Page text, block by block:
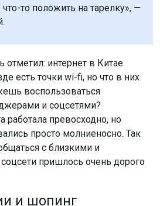
то положить на тарелку», —
отметил: интернет в Китае
есть точки wi-fi, но что в них
воспользоваться
и соцсетями?
работала превосходно, но
просто молниеносно. Так
с близкими и
пришлось очень дорого
и шопинг